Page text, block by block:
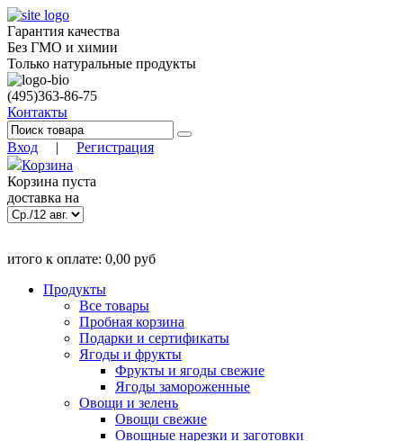
Гарантия качества
Без ГМО и химии
Только натуральные продукты
(495)363-86-75
Контакты
Вход | Регистрация
Корзина
Корзина пуста
доставка на
Позиций:0
итого к оплате: 0,00 руб
Продукты
Все товары
Пробная корзина
Подарки и сертификаты
Ягоды и фрукты
Фрукты и ягоды свежие
Ягоды замороженные
Овощи и зелень
Овощи свежие
Овощные нарезки и заготовки